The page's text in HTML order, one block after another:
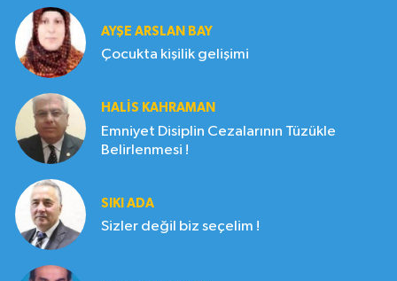
AYŞE ARSLAN BAY
Çocukta kişilik gelişimi
HALIS KAHRAMAN
Emniyet Disiplin Cezalarının Tüzükle
Belirlenmesi !
SIKI ADA
Sizler değil biz seçelim !